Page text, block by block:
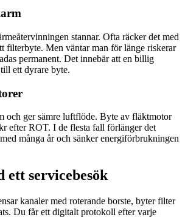
stannar. Ofta räcker det med
filterbyte. Men väntar man för länge riskerar
permanent. Det innebär att en billig
ett dyrare byte.
och ger sämre luftflöde. Byte av fläktmotor
efter ROT. I de flesta fall förlänger det
många år och sänker energiförbrukningen
ett servicebesök
kanaler med roterande borste, byter filter
Du får ett digitalt protokoll efter varje